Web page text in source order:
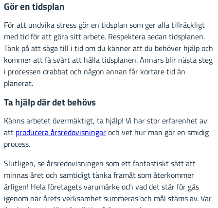
Gör en tidsplan
För att undvika stress gör en tidsplan som ger alla tillräckligt
med tid för att göra sitt arbete. Respektera sedan tidsplanen.
Tänk på att säga till i tid om du känner att du behöver hjälp och
kommer att få svårt att hålla tidsplanen. Annars blir nästa steg
i processen drabbat och någon annan får kortare tid än
planerat.
Ta hjälp där det behövs
Känns arbetet övermäktigt, ta hjälp! Vi har stor erfarenhet av
att producera årsredovisningaroch vet hur man gör en smidig
process.
Slutligen, se årsredovisningen som ett fantastiskt sätt att
minnas året och samtidigt tänka framåt som återkommer
årligen! Hela företagets varumärke och vad det står för gås
igenom när årets verksamhet summeras och mål stäms av. Var